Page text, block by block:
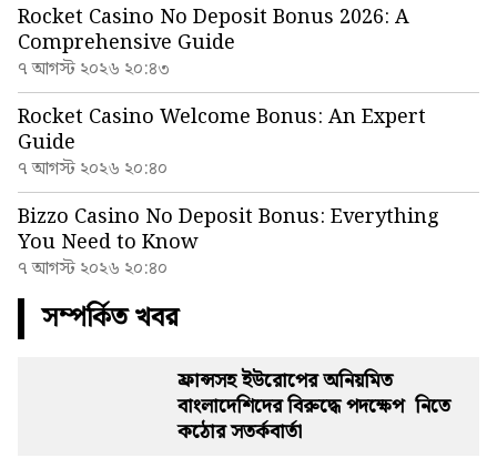
Rocket Casino No Deposit Bonus 2026: A
Comprehensive Guide
৭ আগস্ট ২০২৬ ২০:৪৩
Rocket Casino Welcome Bonus: An Expert
Guide
৭ আগস্ট ২০২৬ ২০:৪০
Bizzo Casino No Deposit Bonus: Everything
You Need to Know
৭ আগস্ট ২০২৬ ২০:৪০
সম্পর্কিত খবর
ফ্রান্সসহ ইউরোপের অনিয়মিত
বাংলাদেশিদের বিরুদ্ধে পদক্ষেপ নিতে
কঠোর সতর্কবার্তা